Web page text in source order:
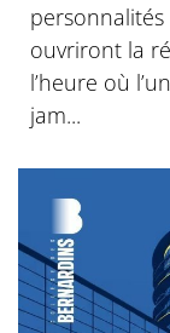
personnalités
ouvriront la
l’heure où
jam...